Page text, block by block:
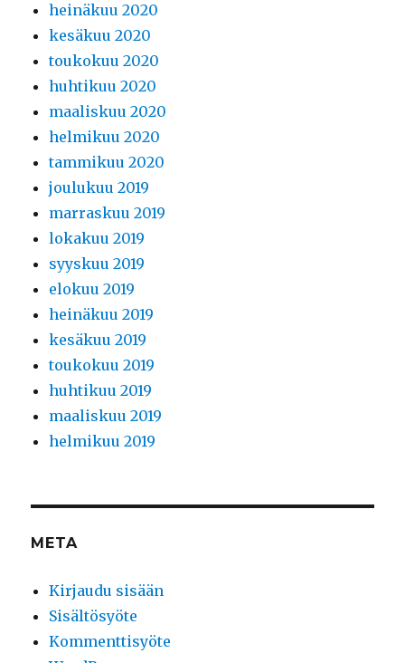
heinäkuu 2020
kesäkuu 2020
toukokuu 2020
huhtikuu 2020
maaliskuu 2020
helmikuu 2020
tammikuu 2020
joulukuu 2019
marraskuu 2019
lokakuu 2019
syyskuu 2019
elokuu 2019
heinäkuu 2019
kesäkuu 2019
toukokuu 2019
huhtikuu 2019
maaliskuu 2019
helmikuu 2019
META
Kirjaudu sisään
Sisältösyöte
Kommenttisyöte